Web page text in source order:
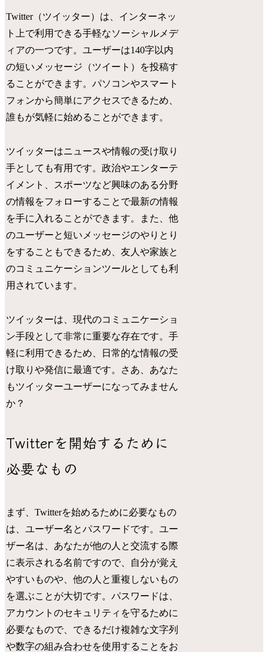
Twitter（ツイッター）は、インターネッ
ト上で利用できる手軽なソーシャルメデ
ィアの一つです。ユーザーは140字以内
の短いメッセージ（ツイート）を投稿す
ることができます。パソコンやスマート
フォンから簡単にアクセスできるため、
誰もが気軽に始めることができます。
ツイッターはニュースや情報の受け取り
手としても有用です。政治やエンターテ
イメント、スポーツなど興味のある分野
の情報をフォローすることで最新の情報
を手に入れることができます。また、他
のユーザーと短いメッセージのやりとり
をすることもできるため、友人や家族と
のコミュニケーションツールとしても利
用されています。
ツイッターは、現代のコミュニケーショ
ン手段として非常に重要な存在です。手
軽に利用できるため、日常的な情報の受
け取りや発信に最適です。さあ、あなた
もツイッターユーザーになってみません
か？
Twitterを開始するために
必要なもの
まず、Twitterを始めるために必要なもの
は、ユーザー名とパスワードです。ユー
ザー名は、あなたが他の人と交流する際
に表示される名前ですので、自分が覚え
やすいものや、他の人と重複しないもの
を選ぶことが大切です。パスワードは、
アカウントのセキュリティを守るために
必要なもので、できるだけ複雑な文字列
や数字の組み合わせを使用することをお